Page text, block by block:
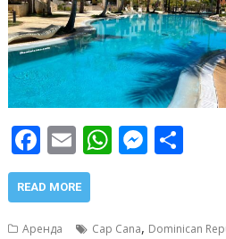
F
ac
e
b
E
m
ai
l
W
s
M
e р
READ MORE
Аренда Cap Cana, Dominican